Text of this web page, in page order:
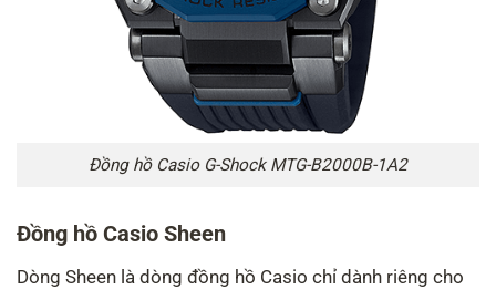
Đồng hồ Casio G-Shock MTG-B2000B-1A2
Đồng hồ Casio Sheen
Dòng Sheen là dòng đồng hồ Casio chỉ dành riêng cho